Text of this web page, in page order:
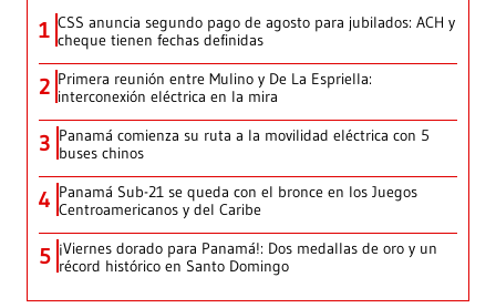
1 CSS anuncia segundo pago de agosto para jubilados: ACH y
cheque tienen fechas definidas
2 Primera reunión entre Mulino y De La Espriella:
interconexión eléctrica en la mira
3 Panamá comienza su ruta a la movilidad eléctrica con 5
buses chinos
4 Panamá Sub-21 se queda con el bronce en los Juegos
Centroamericanos y del Caribe
5 ¡Viernes dorado para Panamá!: Dos medallas de oro y un
récord histórico en Santo Domingo